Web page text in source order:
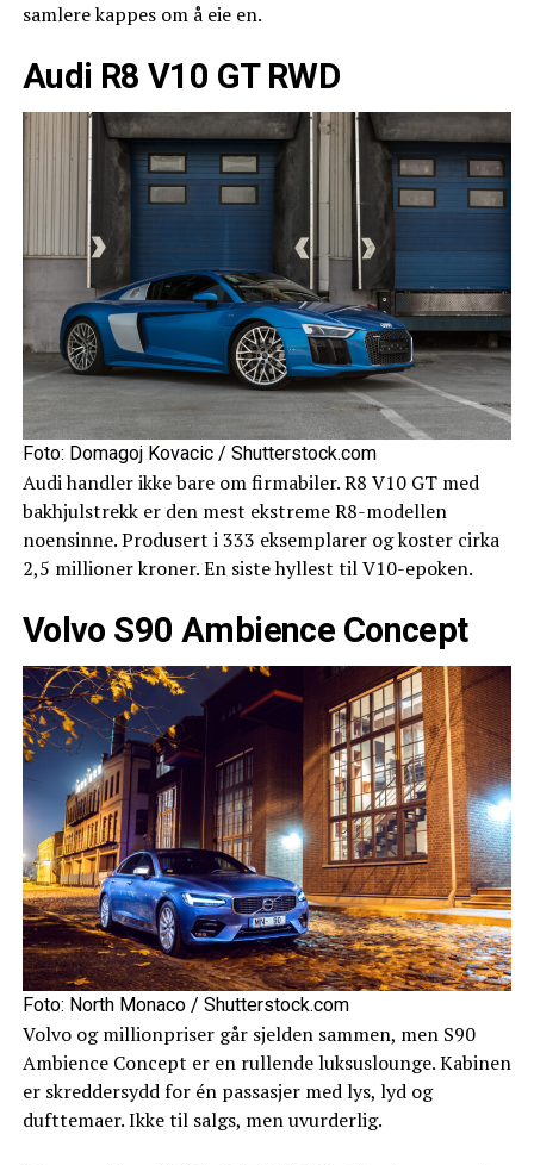
samlere kappes om å eie en.
Audi R8 V10 GT RWD
Foto: Domagoj Kovacic / Shutterstock.com
Audi handler ikke bare om firmabiler. R8 V10 GT med
bakhjulstrekk er den mest ekstreme R8-modellen
noensinne. Produsert i 333 eksemplarer og koster cirka
2,5 millioner kroner. En siste hyllest til V10-epoken.
Volvo S90 Ambience Concept
Foto: North Monaco / Shutterstock.com
Volvo og millionpriser går sjelden sammen, men S90
Ambience Concept er en rullende luksuslounge. Kabinen
er skreddersydd for én passasjer med lys, lyd og
dufttemaer. Ikke til salgs, men uvurderlig.